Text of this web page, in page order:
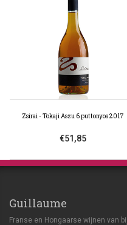
Zsirai - Tokaji Aszu 6 puttonyos 2017
€51,85
Guillaume
Franse en Hongaarse wijnen van